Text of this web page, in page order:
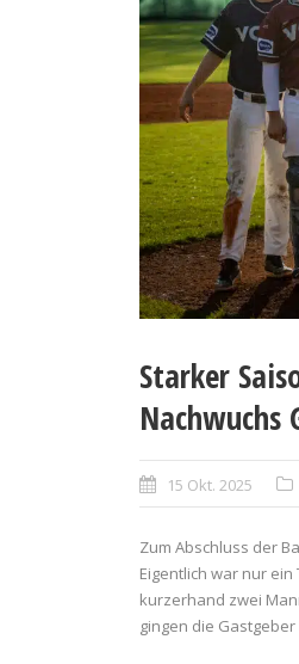
Starker
Nachwuchs
15 Okt. 2025
Zum Abschluss der
Eigentlich war nur
kurzerhand zwei
gingen die